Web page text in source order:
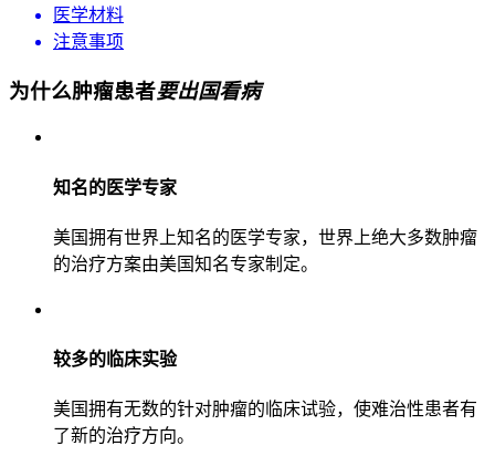
医学材料
注意事项
为什么肿瘤患者要出国看病
知名的医学专家
美国拥有世界上知名的医学专家，世界上绝大多数肿瘤
的治疗方案由美国知名专家制定。
较多的临床实验
美国拥有无数的针对肿瘤的临床试验，使难治性患者有
了新的治疗方向。